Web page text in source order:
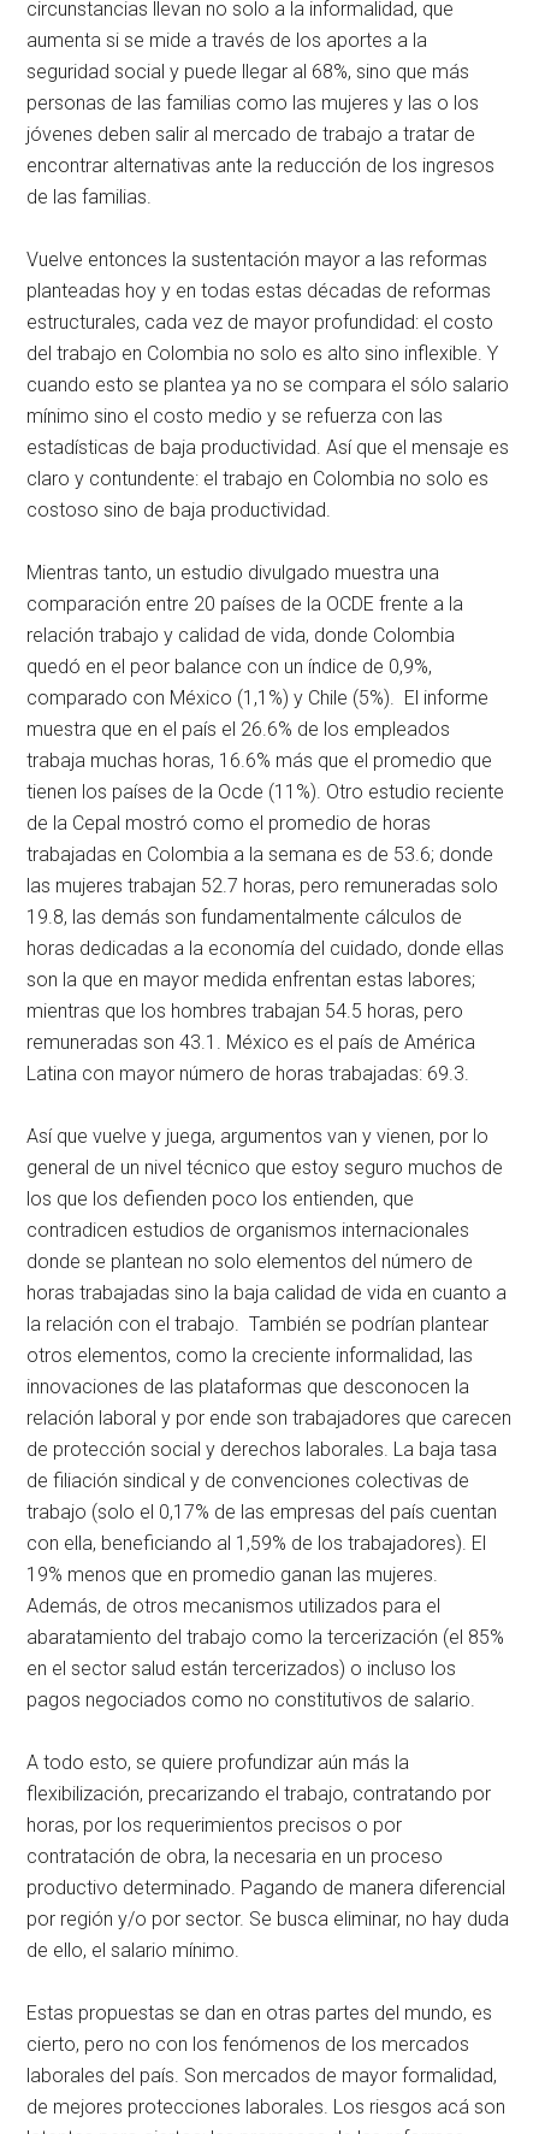
circunstancias llevan no solo a la informalidad, que
aumenta si se mide a través de los aportes a la
seguridad social y puede llegar al 68%, sino que más
personas de las familias como las mujeres y las o los
jóvenes deben salir al mercado de trabajo a tratar de
encontrar alternativas ante la reducción de los ingresos
de las familias.
Vuelve entonces la sustentación mayor a las reformas
planteadas hoy y en todas estas décadas de reformas
estructurales, cada vez de mayor profundidad: el costo
del trabajo en Colombia no solo es alto sino inflexible. Y
cuando esto se plantea ya no se compara el sólo salario
mínimo sino el costo medio y se refuerza con las
estadísticas de baja productividad. Así que el mensaje es
claro y contundente: el trabajo en Colombia no solo es
costoso sino de baja productividad.
Mientras tanto, un estudio divulgado muestra una
comparación entre 20 países de la OCDE frente a la
relación trabajo y calidad de vida, donde Colombia
quedó en el peor balance con un índice de 0,9%,
comparado con México (1,1%) y Chile (5%). El informe
muestra que en el país el 26.6% de los empleados
trabaja muchas horas, 16.6% más que el promedio que
tienen los países de la Ocde (11%). Otro estudio reciente
de la Cepal mostró como el promedio de horas
trabajadas en Colombia a la semana es de 53.6; donde
las mujeres trabajan 52.7 horas, pero remuneradas solo
19.8, las demás son fundamentalmente cálculos de
horas dedicadas a la economía del cuidado, donde ellas
son la que en mayor medida enfrentan estas labores;
mientras que los hombres trabajan 54.5 horas, pero
remuneradas son 43.1. México es el país de América
Latina con mayor número de horas trabajadas: 69.3.
Así que vuelve y juega, argumentos van y vienen, por lo
general de un nivel técnico que estoy seguro muchos de
los que los defienden poco los entienden, que
contradicen estudios de organismos internacionales
donde se plantean no solo elementos del número de
horas trabajadas sino la baja calidad de vida en cuanto a
la relación con el trabajo. También se podrían plantear
otros elementos, como la creciente informalidad, las
innovaciones de las plataformas que desconocen la
relación laboral y por ende son trabajadores que carecen
de protección social y derechos laborales. La baja tasa
de filiación sindical y de convenciones colectivas de
trabajo (solo el 0,17% de las empresas del país cuentan
con ella, beneficiando al 1,59% de los trabajadores). El
19% menos que en promedio ganan las mujeres.
Además, de otros mecanismos utilizados para el
abaratamiento del trabajo como la tercerización (el 85%
en el sector salud están tercerizados) o incluso los
pagos negociados como no constitutivos de salario.
A todo esto, se quiere profundizar aún más la
flexibilización, precarizando el trabajo, contratando por
horas, por los requerimientos precisos o por
contratación de obra, la necesaria en un proceso
productivo determinado. Pagando de manera diferencial
por región y/o por sector. Se busca eliminar, no hay duda
de ello, el salario mínimo.
Estas propuestas se dan en otras partes del mundo, es
cierto, pero no con los fenómenos de los mercados
laborales del país. Son mercados de mayor formalidad,
de mejores protecciones laborales. Los riesgos acá son